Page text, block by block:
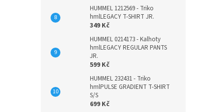
HUMMEL 1212569 - Triko
hmlLEGACY T-SHIRT JR.
349 Kč
HUMMEL 0214173 - Kalhoty
hmlLEGACY REGULAR PANTS
JR.
599 Kč
HUMMEL 232431 - Triko
hmlPULSE GRADIENT T-SHIRT
S/S
699 Kč